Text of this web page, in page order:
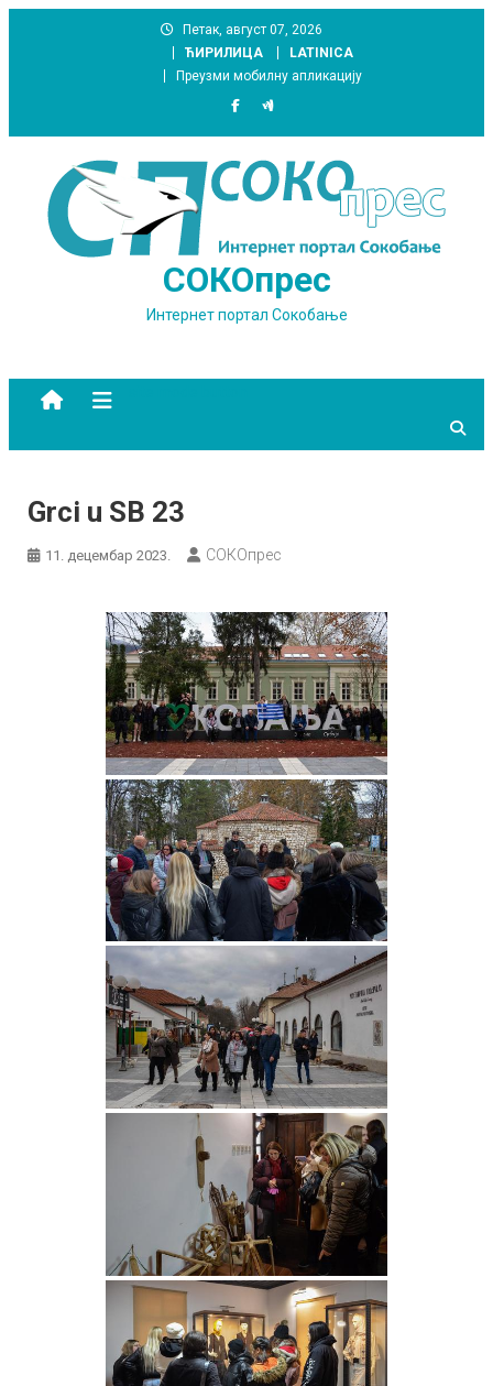
Петак, август 07, 2026
ЋИРИЛИЦА
LATINICA
Преузми мобилну апликацију
СОКОпрес
Интернет портал Сокобање
Grci u SB 23
11. децембар 2023. СОКОпрес